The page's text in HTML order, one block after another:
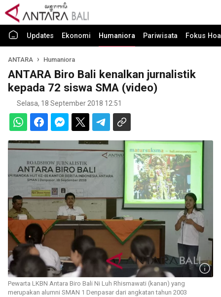
Updates Ekonomi Humaniora Pariwisata Fokus
ANTARA Humaniora
ANTARA Biro Bali kenalkan jurnalistik
kepada 72 siswa SMA (video)
Selasa, 18 September 2018 12:51
Pewarta LKBN Antara Biro Bali Ni Luh Rhismawati (kanan) yang
merupakan alumni SMAN 1 Denpasar dari angkatan tahun 2003